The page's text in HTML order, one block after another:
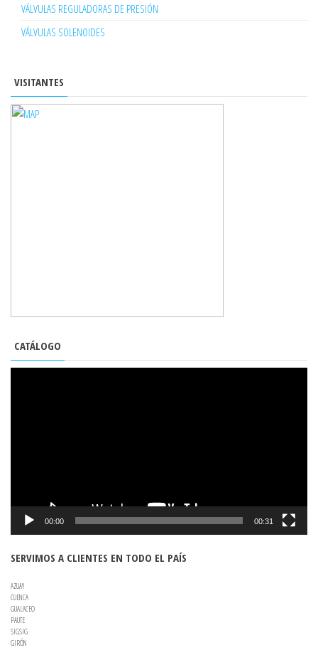
VÁLVULAS REGULADORAS DE PRESIÓN
VÁLVULAS SOLENOIDES
VISITANTES
CATÁLOGO
00:00 00:31
SERVIMOS A CLIENTES EN TODO EL PAÍS
AZUAY
CUENCA
GUALACEO
PAUTE
SIGSIG
GIRÓN